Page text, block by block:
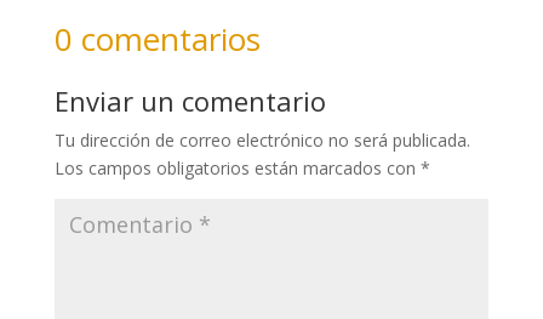
0 comentarios
Enviar un comentario
Tu dirección de correo electrónico no será publicada.
Los campos obligatorios están marcados con *